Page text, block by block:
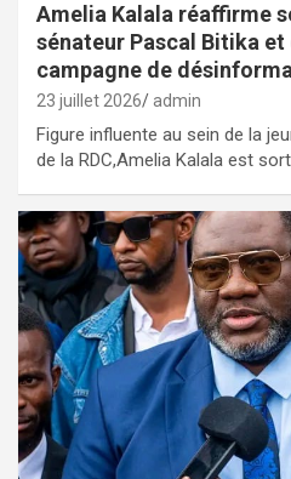
Amelia Kalala réaffirme
sénateur Pascal Bitika et
campagne de
23 juillet 2026 admin
Figure influente au sein de la
de la RDC,Amelia Kalala est